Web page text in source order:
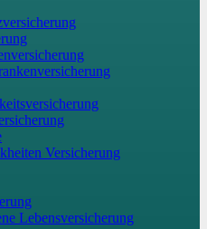
Versicherung
Lebensversicherung